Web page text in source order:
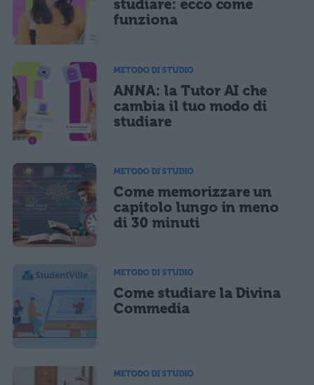
studiare: ecco come
funziona
METODO DI STUDIO
ANNA: la Tutor AI che
cambia il tuo modo di
studiare
METODO DI STUDIO
Come memorizzare un
capitolo lungo in meno
di 30 minuti
METODO DI STUDIO
Come studiare la Divina
Commedia
METODO DI STUDIO